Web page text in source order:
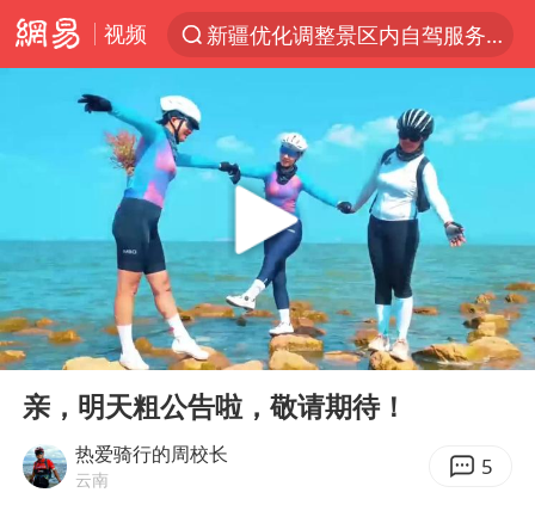
视频
新疆优化调整景区内自驾服务收费
男童模仿奥特曼从高处跳下致骨折
峰哥 汪海林
金饰克价一夜涨回1300元
视频丨中国东方电气集团原党组副书记、董事宋致远被查
白海豚将正面袭击贯穿浙江
Play
00:00 00:33
亲，明天粗公告啦，敬请期待！
热爱骑行的周校长
云南 5